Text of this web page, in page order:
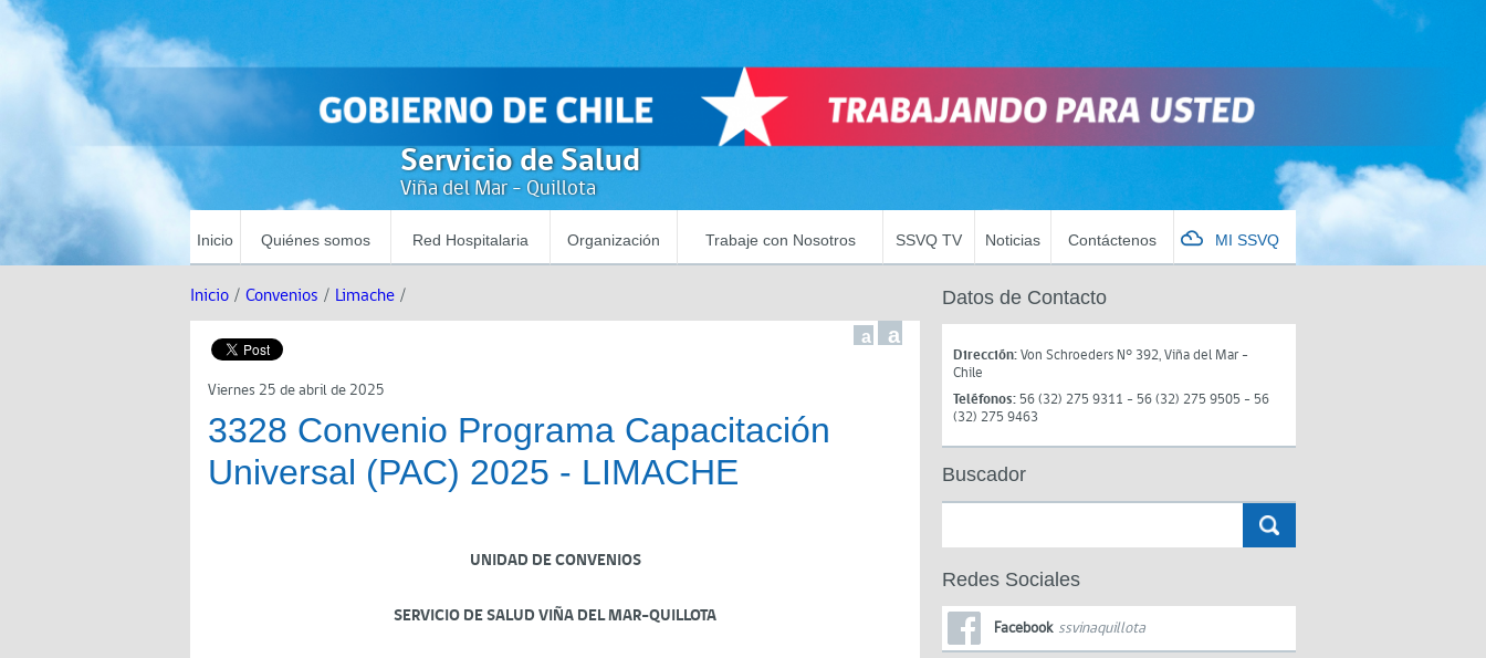
Servicio de Salud
Viña del Mar - Quillota
Inicio Quiénes somos Red Hospitalaria Organización Trabaje con Nosotros SSVQ TV Noticias Contáctenos MI SSVQ
Inicio / Convenios / Limache /
a a
Viernes 25 de abril de 2025
3328 Convenio Programa Capacitación
Universal (PAC) 2025 - LIMACHE
UNIDAD DE CONVENIOS
SERVICIO DE SALUD VIÑA DEL MAR-QUILLOTA
Datos de Contacto
Dirección:Von Schroeders N° 392, Viña del Mar -
Chile
Teléfonos: 56 (32) 275 9311 - 56 (32) 275 9505 - 56
(32) 275 9463
Buscador
Redes Sociales
Facebook ssvinaquillota